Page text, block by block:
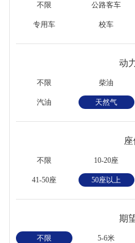
不限 公路客车
专用车 校车
动
不限 柴油
汽油 天然气
不限 10-20座
41-50座 50座以上
期
不限 5-6米